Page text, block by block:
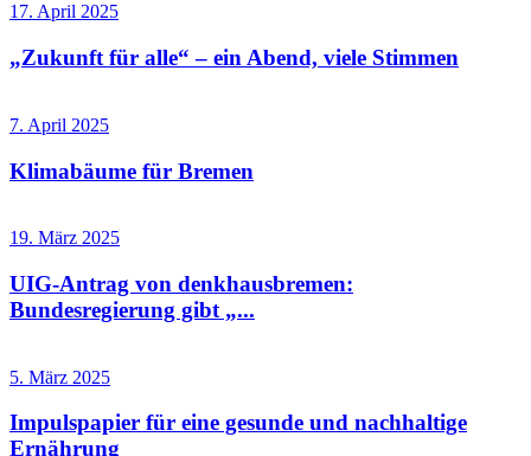
17. April 2025
„Zukunft für alle“ – ein Abend, viele Stimmen
7. April 2025
Klimabäume für Bremen
19. März 2025
UIG-Antrag von denkhausbremen:
Bundesregierung gibt „...
5. März 2025
Impulspapier für eine gesunde und nachhaltige
Ernährung